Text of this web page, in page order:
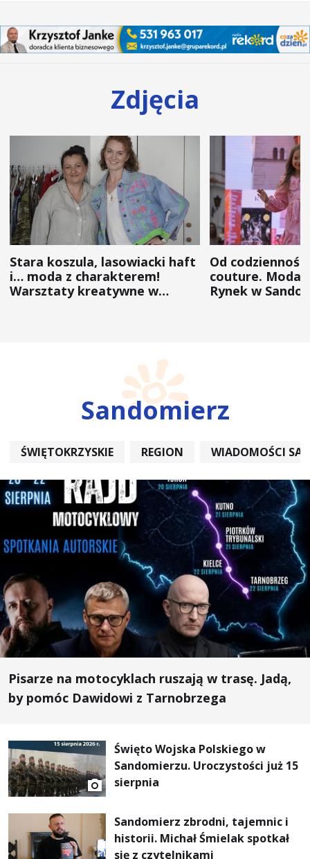
Zdjęcia
Stara koszula, lasowiacki haft
i… moda z charakterem!
Warsztaty kreatywne w
Od
couture. Moda
Rynek w
Sandomierz
ŚWIĘTOKRZYSKIE REGION WIADOMOŚCI
Pisarze na motocyklach ruszają w trasę. Jadą,
by pomóc Dawidowi z Tarnobrzega
Święto Wojska Polskiego w
Sandomierzu. Uroczystości już 15
sierpnia
Sandomierz zbrodni, tajemnic i
historii. Michał Śmielak spotkał
się z czytelnikami